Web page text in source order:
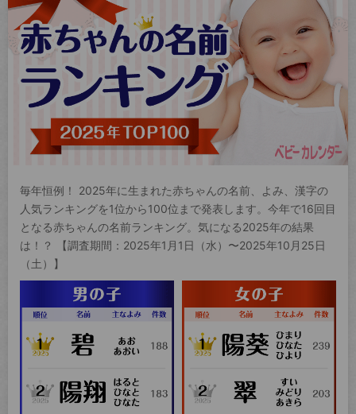
毎年恒例！ 2025年に生まれた赤ちゃんの名前、よみ、漢字の
人気ランキングを1位から100位まで発表します。今年で16回目
となる赤ちゃんの名前ランキング。気になる2025年の結果
は！？ 【調査期間：2025年1月1日（水）〜2025年10月25日
（土）】